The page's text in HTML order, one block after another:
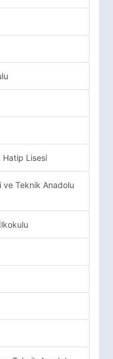
Hatip Lisesi
ve Teknik Anadolu